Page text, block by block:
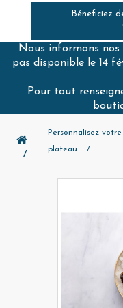
Béneficiez
Nous informons
pas disponible le 14
Pour tout
Personnalisez votre
plateau